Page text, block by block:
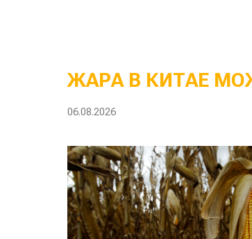
ЖАРА В КИТАЕ
06.08.2026